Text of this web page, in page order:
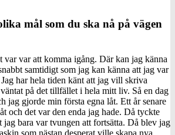
mål som du ska nå på vägen
var var att komma igång. Där kan jag känna
samtidigt som jag kan känna att jag var
har hela tiden känt att jag vill skriva
på det tillfället i hela mitt liv. Så en dag
jag gjorde min första egna låt. Ett år senare
och det var den enda jag hade. Då tyckte
jag bara var tvungen att fortsätta. Då blev jag